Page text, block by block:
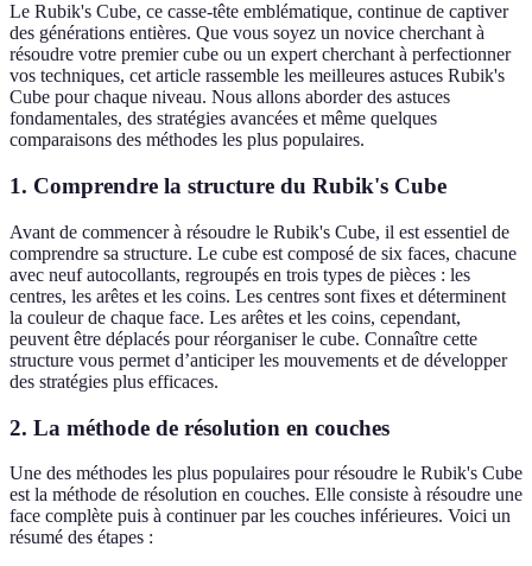
Le Rubik's Cube, ce casse-tête emblématique, continue de captiver
des générations entières. Que vous soyez un novice cherchant à
résoudre votre premier cube ou un expert cherchant à perfectionner
vos techniques, cet article rassemble les meilleures astuces Rubik's
Cube pour chaque niveau. Nous allons aborder des astuces
fondamentales, des stratégies avancées et même quelques
comparaisons des méthodes les plus populaires.
1. Comprendre la structure du Rubik's Cube
Avant de commencer à résoudre le Rubik's Cube, il est essentiel de
comprendre sa structure. Le cube est composé de six faces, chacune
avec neuf autocollants, regroupés en trois types de pièces : les
centres, les arêtes et les coins. Les centres sont fixes et déterminent
la couleur de chaque face. Les arêtes et les coins, cependant,
peuvent être déplacés pour réorganiser le cube. Connaître cette
structure vous permet d’anticiper les mouvements et de développer
des stratégies plus efficaces.
2. La méthode de résolution en couches
Une des méthodes les plus populaires pour résoudre le Rubik's Cube
est la méthode de résolution en couches. Elle consiste à résoudre une
face complète puis à continuer par les couches inférieures. Voici un
résumé des étapes :